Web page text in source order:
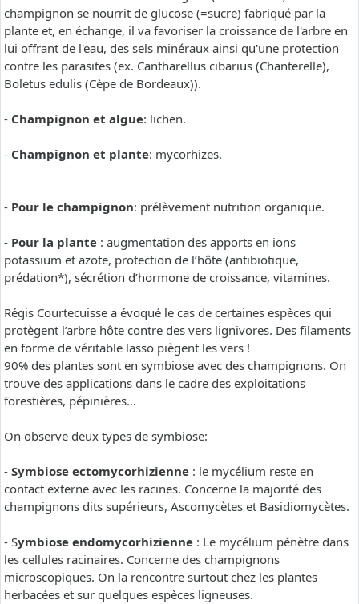
champignon se nourrit de glucose (=sucre) fabriqué par la
plante et, en échange, il va favoriser la croissance de l'arbre en
lui offrant de l'eau, des sels minéraux ainsi qu'une protection
contre les parasites (ex. Cantharellus cibarius (Chanterelle),
Boletus edulis (Cèpe de Bordeaux)).
- Champignon et algue: lichen.
- Champignon et plante: mycorhizes.
- Pour le champignon: prélèvement nutrition organique.
- Pour la plante : augmentation des apports en ions
potassium et azote, protection de l’hôte (antibiotique,
prédation*), sécrétion d’hormone de croissance, vitamines.
Régis Courtecuisse a évoqué le cas de certaines espèces qui
protègent l’arbre hôte contre des vers lignivores. Des filaments
en forme de véritable lasso piègent les vers !
90% des plantes sont en symbiose avec des champignons. On
trouve des applications dans le cadre des exploitations
forestières, pépinières…
On observe deux types de symbiose:
- Symbiose ectomycorhizienne : le mycélium reste en
contact externe avec les racines. Concerne la majorité des
champignons dits supérieurs, Ascomycètes et Basidiomycètes.
- Symbiose endomycorhizienne : Le mycélium pénètre dans
les cellules racinaires. Concerne des champignons
microscopiques. On la rencontre surtout chez les plantes
herbacées et sur quelques espèces ligneuses.